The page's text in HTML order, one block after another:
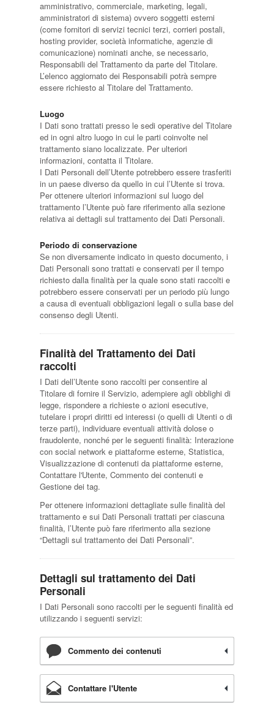
amministrativo, commerciale, marketing, legali,
amministratori di sistema) ovvero soggetti esterni
(come fornitori di servizi tecnici terzi, corrieri postali,
hosting provider, società informatiche, agenzie di
comunicazione) nominati anche, se necessario,
Responsabili del Trattamento da parte del Titolare.
L’elenco aggiornato dei Responsabili potrà sempre
essere richiesto al Titolare del Trattamento.
Luogo
I Dati sono trattati presso le sedi operative del Titolare
ed in ogni altro luogo in cui le parti coinvolte nel
trattamento siano localizzate. Per ulteriori
informazioni, contatta il Titolare.
I Dati Personali dell’Utente potrebbero essere trasferiti
in un paese diverso da quello in cui l’Utente si trova.
Per ottenere ulteriori informazioni sul luogo del
trattamento l’Utente può fare riferimento alla sezione
relativa ai dettagli sul trattamento dei Dati Personali.
Periodo di conservazione
Se non diversamente indicato in questo documento, i
Dati Personali sono trattati e conservati per il tempo
richiesto dalla finalità per la quale sono stati raccolti e
potrebbero essere conservati per un periodo più lungo
a causa di eventuali obbligazioni legali o sulla base del
consenso degli Utenti.
Finalità del Trattamento dei Dati
raccolti
I Dati dell’Utente sono raccolti per consentire al
Titolare di fornire il Servizio, adempiere agli obblighi di
legge, rispondere a richieste o azioni esecutive,
tutelare i propri diritti ed interessi (o quelli di Utenti o di
terze parti), individuare eventuali attività dolose o
fraudolente, nonché per le seguenti finalità: Interazione
con social network e piattaforme esterne, Statistica,
Visualizzazione di contenuti da piattaforme esterne,
Contattare l'Utente, Commento dei contenuti e
Gestione dei tag.
Per ottenere informazioni dettagliate sulle finalità del
trattamento e sui Dati Personali trattati per ciascuna
finalità, l’Utente può fare riferimento alla sezione
“Dettagli sul trattamento dei Dati Personali”.
Dettagli sul trattamento dei Dati
Personali
I Dati Personali sono raccolti per le seguenti finalità ed
utilizzando i seguenti servizi:
Commento dei contenuti
Contattare l'Utente